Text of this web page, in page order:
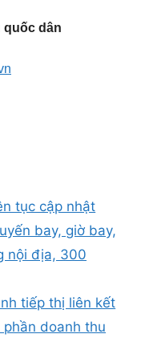
quốc dân
tục cập nhật
bay, giờ bay,
nội địa, 300
tiếp thị liên kết
doanh thu